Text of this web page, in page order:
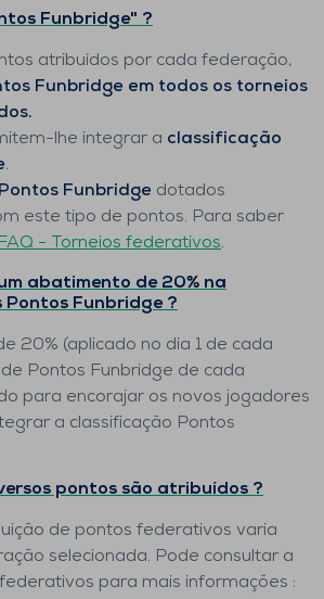
Funbridge" ?
atribuídos por cada federação,
Funbridge em todos os torneios
lhe integrar a classificação
.
Funbridge dotados
este tipo de pontos. Para saber
FAQ - Torneios federativos.
abatimento de 20% na
Funbridge ?
20% (aplicado no dia 1 de cada
Pontos Funbridge de cada
para encorajar os novos jogadores
a classificação Pontos
pontos são atribuídos ?
de pontos federativos varia
selecionada. Pode consultar a
para mais informações :